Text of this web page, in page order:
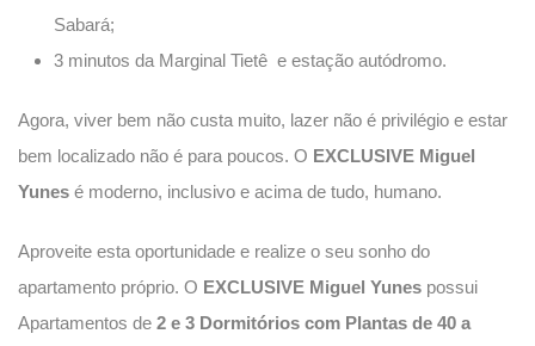
Sabará;
3 minutos da Marginal Tietê e estação autódromo.
Agora, viver bem não custa muito, lazer não é privilégio e estar
bem localizado não é para poucos. O EXCLUSIVE Miguel
Yunes é moderno, inclusivo e acima de tudo, humano.
Aproveite esta oportunidade e realize o seu sonho do
apartamento próprio. O EXCLUSIVE Miguel Yunes possui
Apartamentos de 2 e 3 Dormitórios com Plantas de 40 a